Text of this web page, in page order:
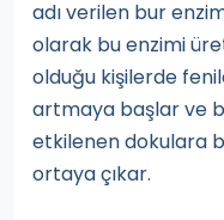
adı verilen bur
olarak bu enzimi
olduğu kişilerde
artmaya başlar ve
etkilenen dokulara
ortaya çıkar.